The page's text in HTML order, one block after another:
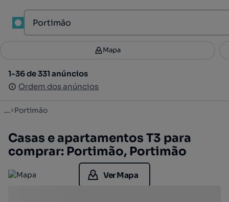
Filtros 2
1-36 de 331 anúncios
Ordem dos anúncios
Mapa
1-36 de 331 anúncios
Ordem dos anúncios
... Portimão
Casas e apartamentos T3 para
comprar: Portimão, Portimão
Ver Mapa